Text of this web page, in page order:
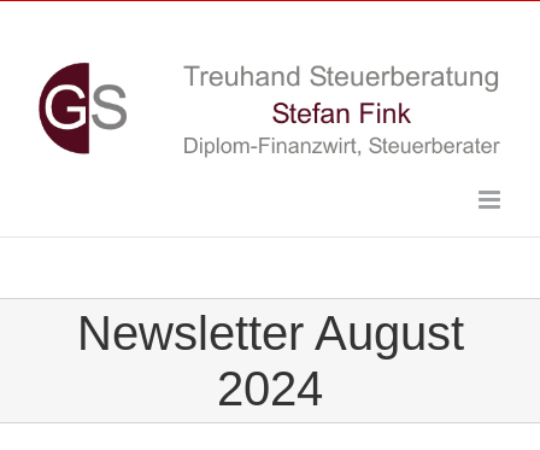
content
Newsletter August
2024